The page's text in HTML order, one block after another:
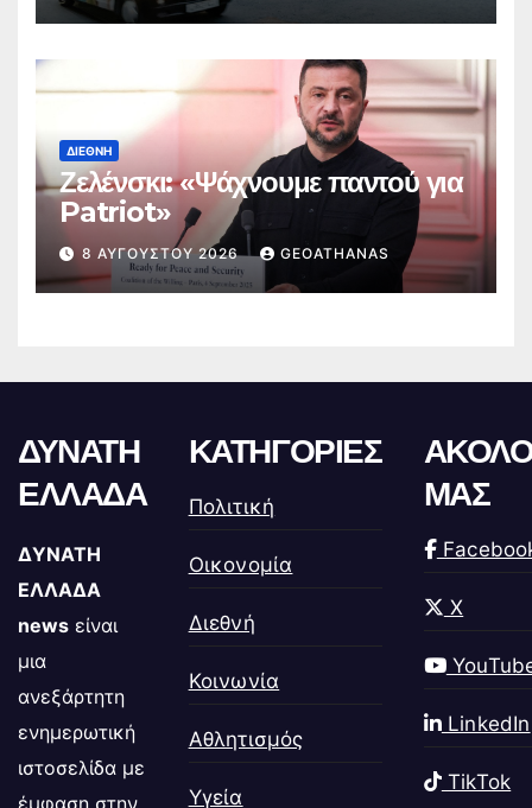
ΔΙΕΘΝΉ
Ζελένσκι: «Ψάχνουμε παντού για
Patriot»
8 ΑΥΓΟΎΣΤΟΥ 2026 GEOATHANAS
ΔΥΝΑΤΗ
ΕΛΛΑΔΑ
ΔΥΝΑΤΗ
ΕΛΛΑΔΑ
news είναι
μια
ανεξάρτητη
ενημερωτική
ιστοσελίδα με
έμφαση στην
ΚΑΤΗΓΟΡΙΕΣ
Πολιτική
Οικονομία
Διεθνή
Κοινωνία
Αθλητισμός
Υγεία
ΜΑΣ
X
LinkedIn
TikTok